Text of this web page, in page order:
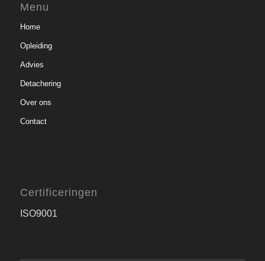
Menu
Home
Opleiding
Advies
Detachering
Over ons
Contact
Certificeringen
ISO9001